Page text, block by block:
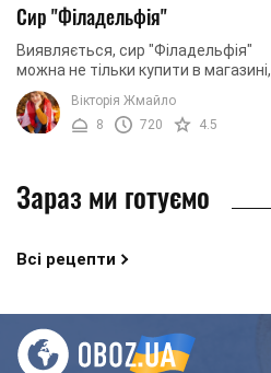
Сир "Філадельфія"
Виявляється, сир "Філадельфія"
можна не тільки купити в магазині,
але ще і приготувати самостійно в
домашніх умовах. Рецепт досить
простий, але на ...
Вікторія Жмайло
8
720 4.5
Зараз ми готуємо
Всі рецепти